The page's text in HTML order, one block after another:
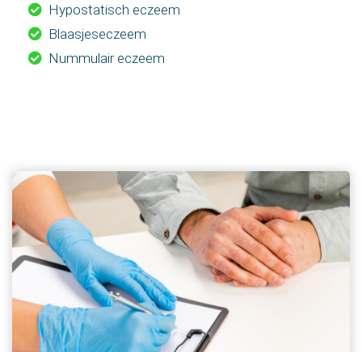
Hypostatisch eczeem
Blaasjeseczeem
Nummulair eczeem